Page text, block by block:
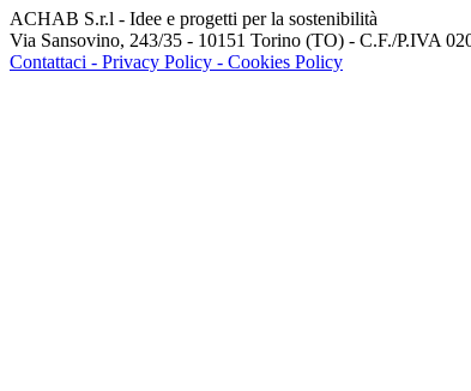
ACHAB S.r.l - Idee e progetti per la sostenibilità
Via Sansovino, 243/35 - 10151 Torino (TO) - C.F./P.IVA
Contattaci - Privacy Policy - Cookies Policy